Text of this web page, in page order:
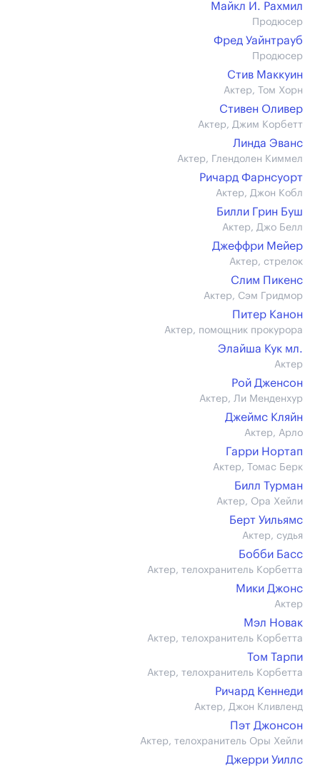
Майкл И. Рахмил
Продюсер
Фред Уайнтрауб
Продюсер
Стив Маккуин
Актер, Том Хорн
Стивен Оливер
Актер, Джим Корбетт
Линда Эванс
Актер, Глендолен Киммел
Ричард Фарнсуорт
Актер, Джон Кобл
Билли Грин Буш
Актер, Джо Белл
Джеффри Мейер
Актер, стрелок
Слим Пикенс
Актер, Сэм Гридмор
Питер Канон
Актер, помощник прокурора
Элайша Кук мл.
Актер
Рой Дженсон
Актер, Ли Менденхур
Джеймс Кляйн
Актер, Арло
Гарри Нортап
Актер, Томас Берк
Билл Турман
Актер, Ора Хейли
Берт Уильямс
Актер, судья
Бобби Басс
Актер, телохранитель Корбетта
Мики Джонс
Актер
Мэл Новак
Актер, телохранитель Корбетта
Том Тарпи
Актер, телохранитель Корбетта
Ричард Кеннеди
Актер, Джон Кливленд
Пэт Джонсон
Актер, телохранитель Оры Хейли
Джерри Уиллс